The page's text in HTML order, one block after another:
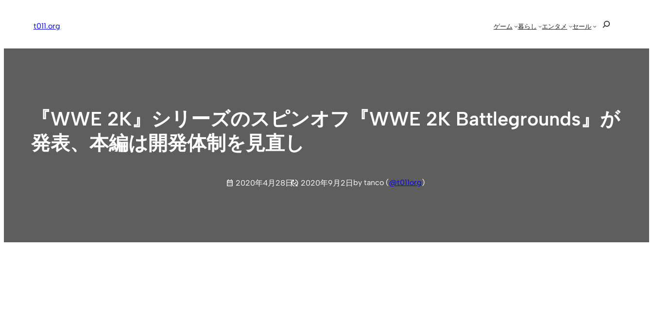
ス
t011.org ゲーム 暮らし エンタメ セール
『WWE 2K』シリーズのスピンオフ『WWE 2K Battlegrounds』が
発表、本編は開発体制を見直し
2020年4月28日 2020年9月2日 by tanco (@t011org)